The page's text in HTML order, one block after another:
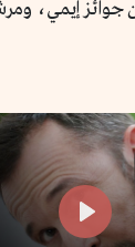
جوائز
Play